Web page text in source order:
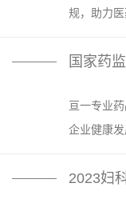
规，助力医
———— 国家药
亘一专业
企业健康发
————